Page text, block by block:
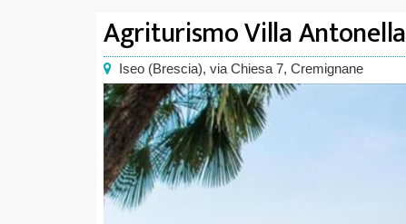
Agriturismo Villa Antonella
Iseo (Brescia), via Chiesa 7, Cremignane